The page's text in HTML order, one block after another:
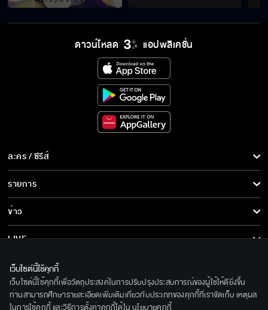
ดาวน์โหลด แอปพลิเคชั่น
ละคร / ซีรีส์
ละคร/ซีรีส์
ซีรีส์นานาชาติ
การ์ตูน & เกม
รายการ
รายการทั้งหมด
ข่าว
ข่าวทั้งหมด
ข่าวประชาสัมพันธ์
LIVE
เกี่ยวกับเรา
BEC World
ติดตามเราได้ที่
เว็บไซต์นี้ใช้คุกกี้
เว็บไซต์นี้ใช้คุกกี้เพื่อวัตถุประสงค์ในการปรับปรุงประสบการณ์ของผู้ใช้ให้ดียิ่งขึ้น
ท่านสามารถศึกษารายละเอียดเพิ่มเติมเกี่ยวกับประเภทของคุกกี้ที่เราจัดเก็บ เหตุผล
ในการใช้คุกกี้ และวิธีการตั้งค่าคุกกี้ได้ใน นโยบายคุกกี้